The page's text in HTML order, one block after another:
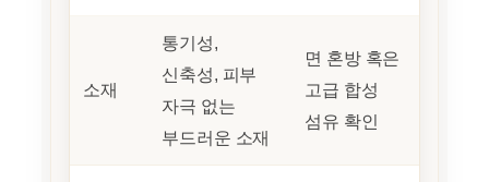
소재
통기성,
신축성, 피부
자극 없는
부드러운 소재
면 혼방 혹은
고급 합성
섬유 확인